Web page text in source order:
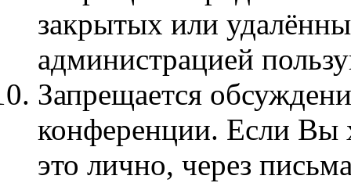
закрытых или
администрацией
Запрещается
конференции. Если Вы
это лично, через